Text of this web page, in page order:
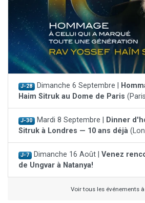
J-28 Dimanche 6 Septembre |
Haim Sitruk au Dome de Paris
J-30 Mardi 8 Septembre |
Dinner
Sitruk à Londres — 10 ans déjà
J-7 Dimanche 16 Août | Venez
de Ungvar à Natanya!
Voir tous les événements